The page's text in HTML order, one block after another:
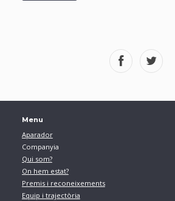
Menu
Aparador
Companyia
Qui som?
On hem estat?
Premis i reconeixements
Equip i trajectòria